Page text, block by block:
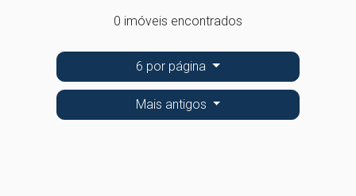
0 imóveis encontrados
6 por página
Mais antigos